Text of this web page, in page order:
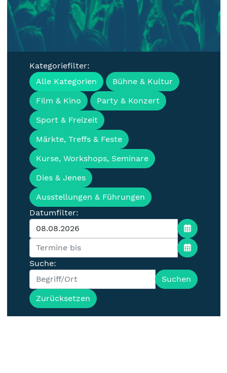
Veranstaltungen, Termine &
Events für die Lausitz
Kategoriefilter:
Alle Kategorien
Bühne & Kultur
Film & Kino
Party & Konzert
Sport & Freizeit
Märkte, Treffs & Feste
Kurse, Workshops, Seminare
Dies & Jenes
Ausstellungen & Führungen
Datumfilter:
Suche:
Suchen
Zurücksetzen